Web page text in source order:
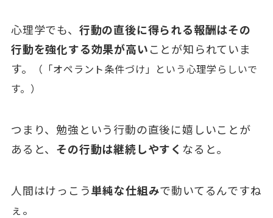
心理学でも、 行動の直後に得られる報酬はその
行動を強化する効果が高いことが知られていま
す。
（「オペラント条件づけ」という心理学らしいで
す。）
つまり、勉強という行動の直後に嬉しいことが
あると、 その行動は継続しやすく なると。
人間はけっこう単純な仕組みで動いてるんですね
ぇ。